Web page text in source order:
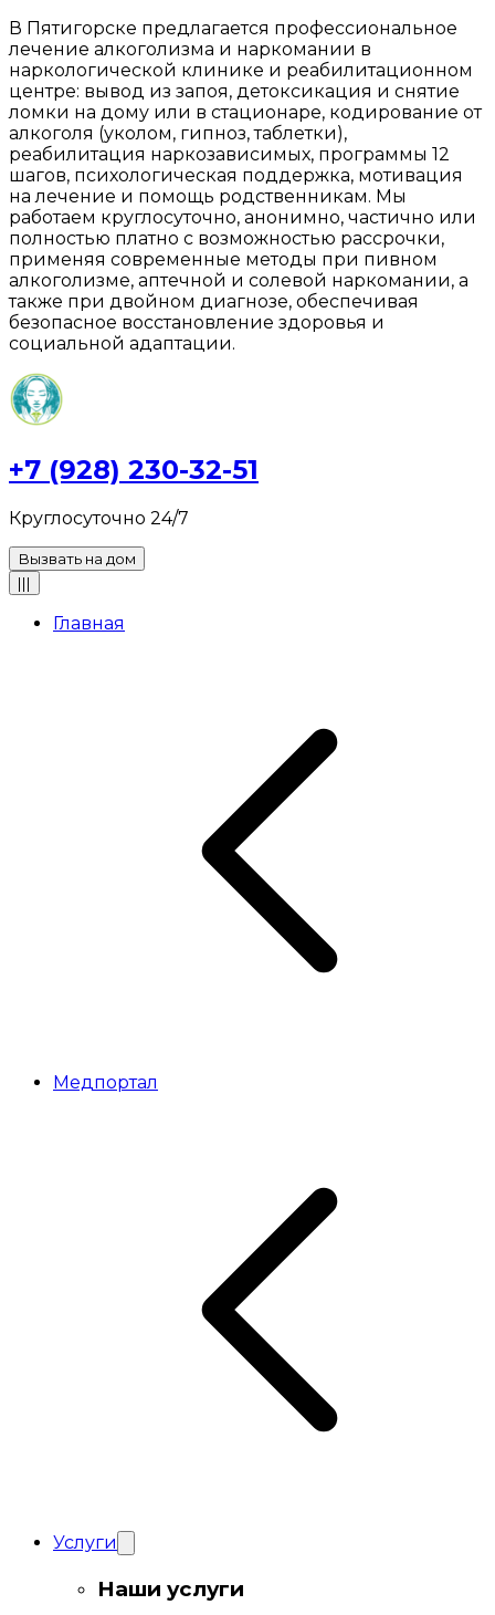
В Пятигорске предлагается профессиональное
лечение алкоголизма и наркомании в
наркологической клинике и реабилитационном
центре: вывод из запоя, детоксикация и снятие
ломки на дому или в стационаре, кодирование от
алкоголя (уколом, гипноз, таблетки),
реабилитация наркозависимых, программы 12
шагов, психологическая поддержка, мотивация
на лечение и помощь родственникам. Мы
работаем круглосуточно, анонимно, частично или
полностью платно с возможностью рассрочки,
применяя современные методы при пивном
алкоголизме, аптечной и солевой наркомании, а
также при двойном диагнозе, обеспечивая
безопасное восстановление здоровья и
социальной адаптации.
+7 (928) 230-32-51
Круглосуточно 24/7
Вызвать на дом
|||
Главная
Медпортал
Услуги
Наши услуги